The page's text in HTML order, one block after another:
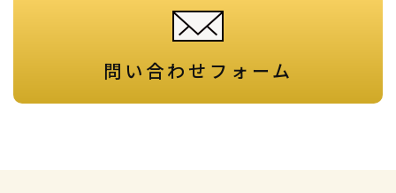
問い合わせフォーム